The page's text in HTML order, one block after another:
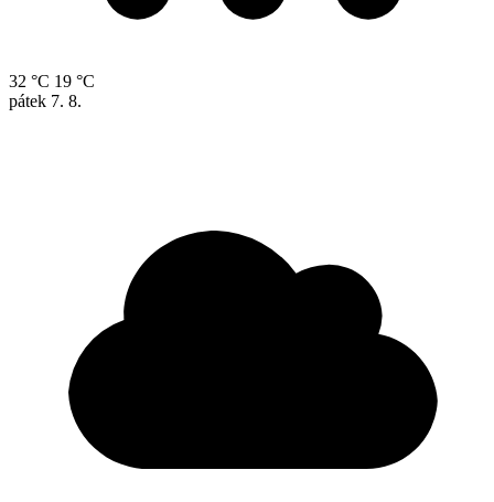
32 °C 19 °C
pátek 7. 8.